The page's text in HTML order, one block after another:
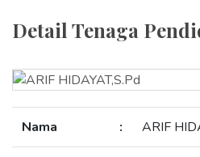
Detail Tenaga
Nama : ARIF